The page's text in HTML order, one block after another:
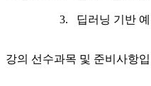
3. 딥러닝 기반
강의 선수과목 및 준비사항